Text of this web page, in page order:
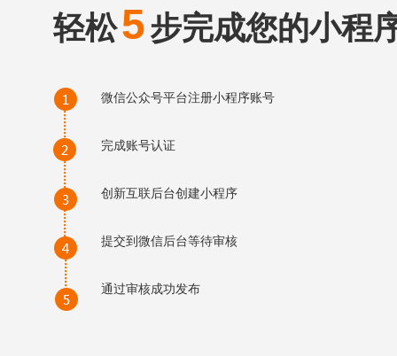
轻松5步完成您的小程
微信公众号平台注册小程序账号
完成账号认证
创新互联后台创建小程序
提交到微信后台等待审核
通过审核成功发布